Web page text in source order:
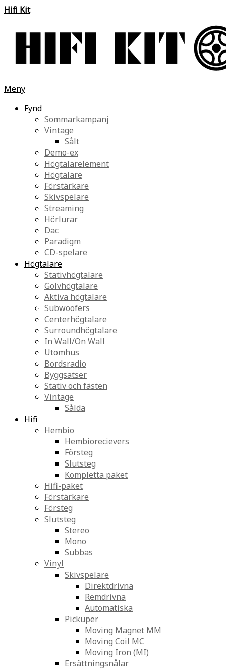
Hifi Kit
Meny
Fynd
Sommarkampanj
Vintage
Sålt
Demo-ex
Högtalarelement
Högtalare
Förstärkare
Skivspelare
Streaming
Hörlurar
Dac
Paradigm
CD-spelare
Högtalare
Stativhögtalare
Golvhögtalare
Aktiva högtalare
Subwoofers
Centerhögtalare
Surroundhögtalare
In Wall/On Wall
Utomhus
Bordsradio
Byggsatser
Stativ och fästen
Vintage
Sålda
Hifi
Hembio
Hembiorecievers
Försteg
Slutsteg
Kompletta paket
Hifi-paket
Förstärkare
Försteg
Slutsteg
Stereo
Mono
Subbas
Vinyl
Skivspelare
Direktdrivna
Remdrivna
Automatiska
Pickuper
Moving Magnet MM
Moving Coil MC
Moving Iron (MI)
Ersättningsnålar